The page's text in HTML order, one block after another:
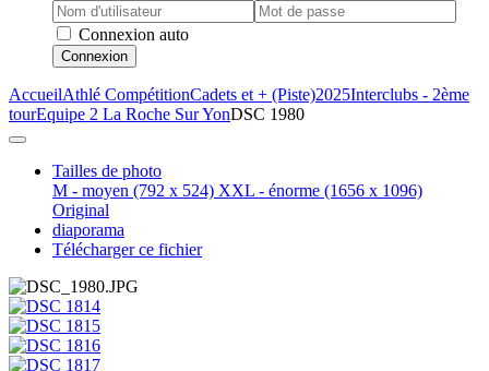
Connexion auto
Connexion
AccueilAthlé CompétitionCadets et + (Piste)2025Interclubs - 2ème
tourEquipe 2 La Roche Sur YonDSC 1980
Tailles de photo
M - moyen (792 x 524) XXL - énorme (1656 x 1096)
Original
diaporama
Télécharger ce fichier